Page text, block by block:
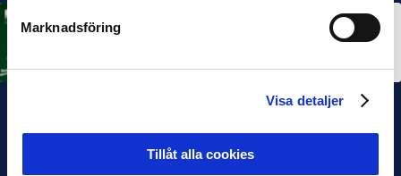
Marknadsföring
Visa detaljer
Tillåt alla cookies
MÅNADENS TRÄNARE